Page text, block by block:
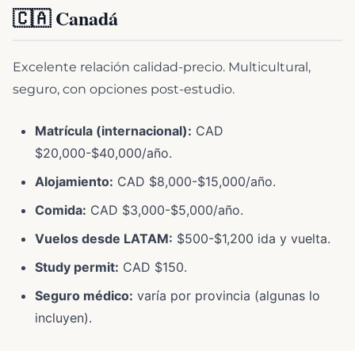
🇨🇦 Canadá
Excelente relación calidad-precio. Multicultural,
seguro, con opciones post-estudio.
Matrícula (internacional): CAD
$20,000-$40,000/año.
Alojamiento: CAD $8,000-$15,000/año.
Comida: CAD $3,000-$5,000/año.
Vuelos desde LATAM: $500-$1,200 ida y vuelta.
Study permit: CAD $150.
Seguro médico: varía por provincia (algunas lo
incluyen).